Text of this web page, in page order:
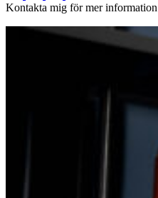
Kontakta mig för mer information